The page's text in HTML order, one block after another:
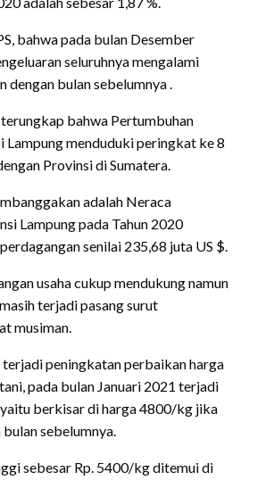
bahwa pada bulan Desember
seluruhnya mengalami
dengan bulan sebelumnya .
bahwa Pertumbuhan
Lampung menduduki peringkat ke 8
Provinsi di Sumatera.
adalah Neraca
Lampung pada Tahun 2020
senilai 235,68 juta US $.
usaha cukup mendukung namun
terjadi pasang surut
musiman.
peningkatan perbaikan harga
pada bulan Januari 2021 terjadi
berkisar di harga 4800/kg jika
sebelumnya.
sebesar Rp. 5400/kg ditemui di